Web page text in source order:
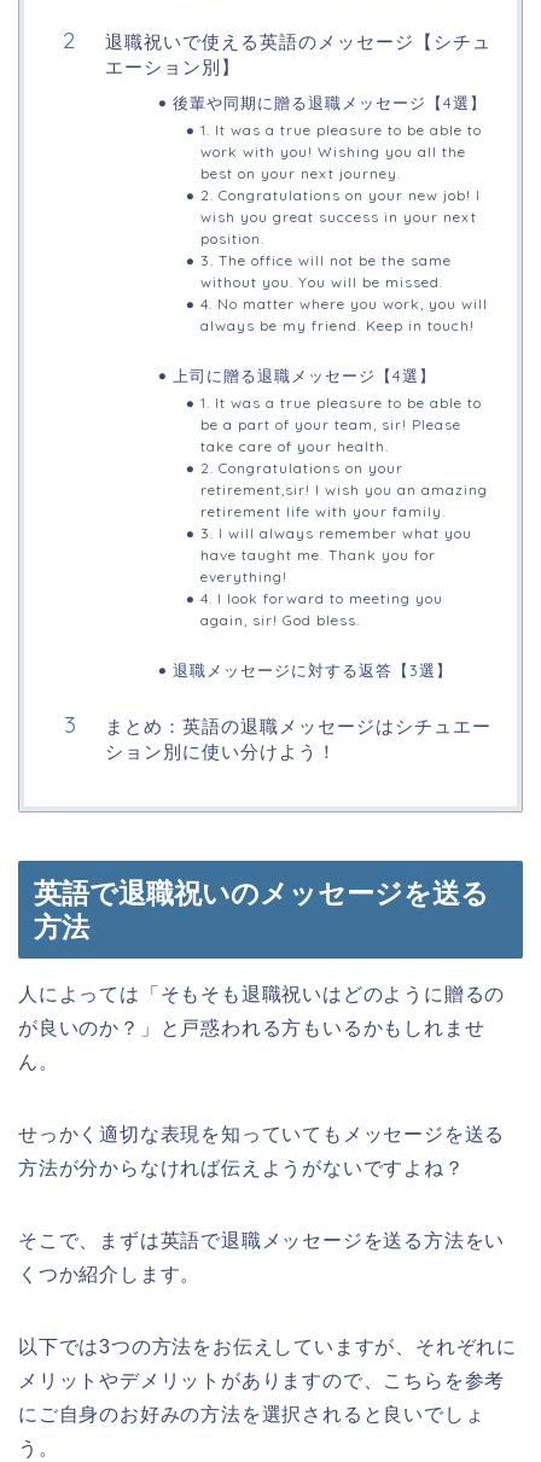
退職祝いで使える英語のメッセージ【シチュ
エーション別】
後輩や同期に贈る退職メッセージ【4選】
1. It was a true pleasure to be able to
work with you! Wishing you all the
best on your next journey.
2. Congratulations on your new job! I
wish you great success in your next
position.
3. The office will not be the same
without you. You will be missed.
4. No matter where you work, you will
always be my friend. Keep in touch!
上司に贈る退職メッセージ【4選】
1. It was a true pleasure to be able to
be a part of your team, sir! Please
take care of your health.
2. Congratulations on your
retirement,sir! I wish you an amazing
retirement life with your family.
3. I will always remember what you
have taught me. Thank you for
everything!
4. I look forward to meeting you
again, sir! God bless.
退職メッセージに対する返答【3選】
まとめ：英語の退職メッセージはシチュエー
ション別に使い分けよう！
英語で退職祝いのメッセージを送る
方法
人によっては「そもそも退職祝いはどのように贈るの
が良いのか？」と戸惑われる方もいるかもしれませ
ん。
せっかく適切な表現を知っていてもメッセージを送る
方法が分からなければ伝えようがないですよね？
そこで、まずは英語で退職メッセージを送る方法をい
くつか紹介します。
以下では3つの方法をお伝えしていますが、それぞれに
メリットやデメリットがありますので、こちらを参考
にご自身のお好みの方法を選択されると良いでしょ
う。